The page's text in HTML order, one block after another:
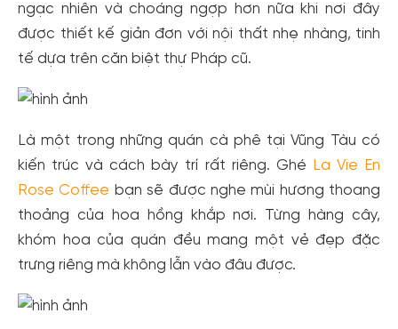
ngạc nhiên và choáng ngợp hơn nữa khi nơi đây
được thiết kế giản đơn với nội thất nhẹ nhàng, tinh
tế dựa trên căn biệt thự Pháp cũ.
Là một trong những quán cà phê tại Vũng Tàu có
kiến trúc và cách bày trí rất riêng. Ghé
La Vie En
Rose Coffee bạn sẽ được nghe mùi hương thoang
thoảng của hoa hồng khắp nơi. Từng hàng cây,
khóm hoa của quán đều mang một vẻ đẹp đặc
trưng riêng mà không lẫn vào đâu được.